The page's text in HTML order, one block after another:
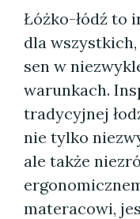
Łóżko-łódź to
dla
sen w
warunkach.
tradycyjnej
nie tylko
ale także
materacowi,